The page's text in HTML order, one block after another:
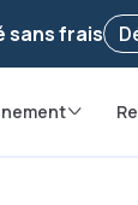
sans frais